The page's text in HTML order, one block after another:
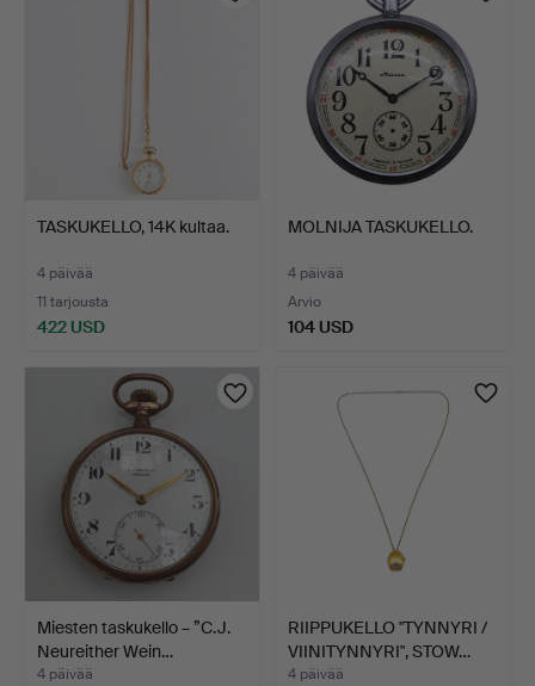
TASKUKELLO, 14K kultaa.
4 päivää
11 tarjousta
422 USD
MOLNIJA TASKUKELLO.
4 päivää
Arvio
104 USD
Miesten taskukello – ”C.J.
Neureither Wein…
4 päivää
RIIPPUKELLO "TYNNYRI /
VIINITYNNYRI", STOW…
4 päivää